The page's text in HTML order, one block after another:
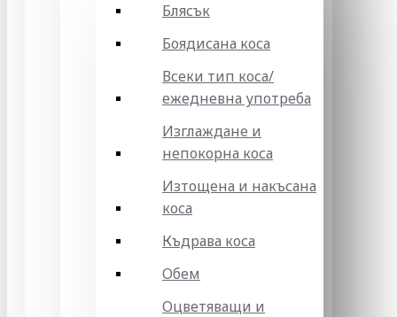
Блясък
Боядисана коса
Всеки тип коса/
ежедневна употреба
Изглаждане и
непокорна коса
Изтощена и накъсана
коса
Къдрава коса
Обем
Оцветяващи и